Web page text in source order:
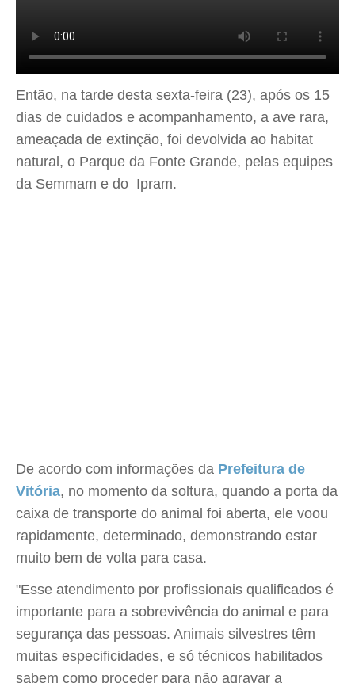
Então, na tarde desta sexta-feira (23), após os 15
dias de cuidados e acompanhamento, a ave rara,
ameaçada de extinção, foi devolvida ao habitat
natural, o Parque da Fonte Grande, pelas equipes
da Semmam e do Ipram.
De acordo com informações da Prefeitura de
Vitória, no momento da soltura, quando a porta da
caixa de transporte do animal foi aberta, ele voou
rapidamente, determinado, demonstrando estar
muito bem de volta para casa.
"Esse atendimento por profissionais qualificados é
importante para a sobrevivência do animal e para
segurança das pessoas. Animais silvestres têm
muitas especificidades, e só técnicos habilitados
sabem como proceder para não agravar a